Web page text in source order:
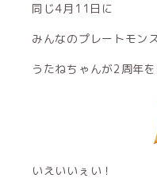
同じ4月11日に
みんなのプレートモン
うたねちゃんが2周年を
いえいいぇい！